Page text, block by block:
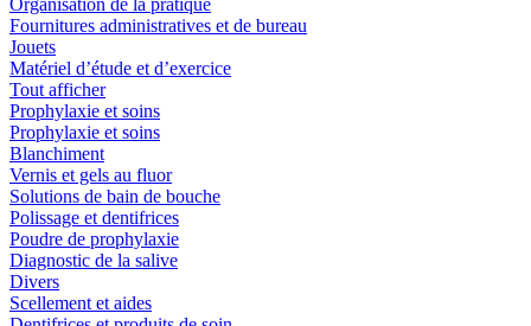
Organisation de la pratique
Fournitures administratives et de bureau
Jouets
Matériel d’étude et d’exercice
Tout afficher
Prophylaxie et soins
Prophylaxie et soins
Blanchiment
Vernis et gels au fluor
Solutions de bain de bouche
Polissage et dentifrices
Poudre de prophylaxie
Diagnostic de la salive
Divers
Scellement et aides